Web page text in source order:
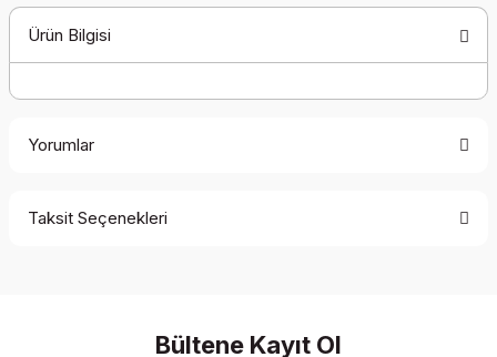
Ürün Bilgisi
Yorumlar
Taksit Seçenekleri
Bültene Kayıt Ol